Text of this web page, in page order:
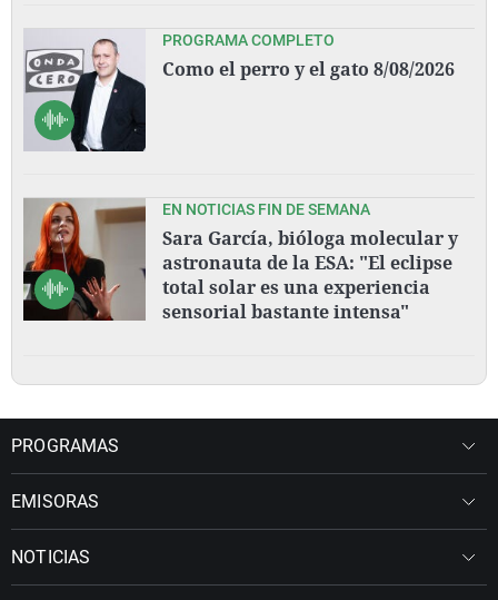
PROGRAMA COMPLETO
Como el perro y el gato 8/08/2026
EN NOTICIAS FIN DE SEMANA
Sara García, bióloga molecular y
astronauta de la ESA: "El eclipse
total solar es una experiencia
sensorial bastante intensa"
PROGRAMAS
EMISORAS
NOTICIAS